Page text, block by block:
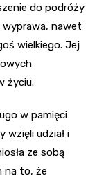
do podróży
wyprawa, nawet
wielkiego. Jej
życiu.
w pamięci
wzięli udział i
ze sobą
na to, że